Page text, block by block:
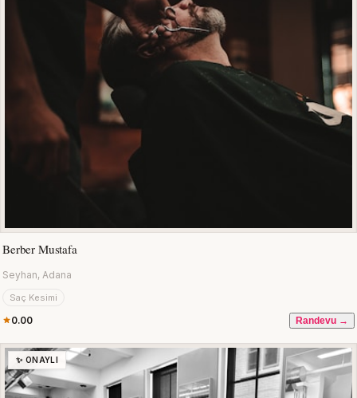
Berber Mustafa
Seyhan, Adana
Saç Kesimi
0.00 Randevu →
✨ ONAYLI